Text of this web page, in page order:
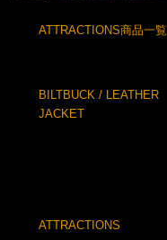
ATTRACTIONS商品一覧
BILTBUCK / LEATHER
JACKET
ATTRACTIONS